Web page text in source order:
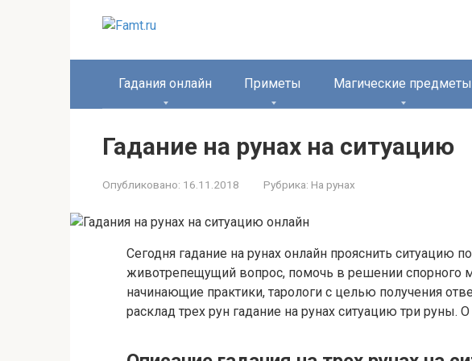
Гадания онлайн Приметы Магические предметы
Гадание на рунах на ситуацию
Опубликовано: 16.11.2018 Рубрика: На рунах
Сегодня гадание на рунах онлайн прояснить ситуацию
животрепещущий вопрос, помочь в решении спорного
начинающие практики, тарологи с целью получения
расклад трех рун гадание на рунах ситуацию три руны.